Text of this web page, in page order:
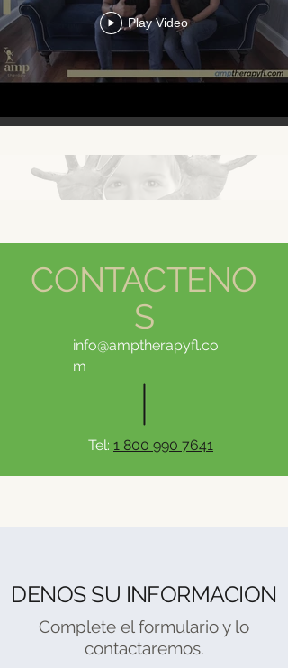
Play Video
CONTACTENO
S
info@amptherapyfl.co
m
Tel: 1 800 990 7641
DENOS SU INFORMACION
Complete el formulario y lo
contactaremos.